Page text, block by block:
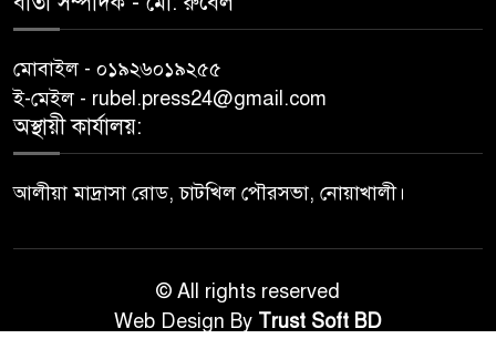
মোবাইল - ০১৯২৬০১৯২৫৫
ই-মেইল - rubel.press24@gmail.com
অস্থায়ী কার্যালয়:
আলীয়া মাদ্রাসা রোড, চাটখিল পৌরসভা, নোয়াখালী।
© All rights reserved
Web Design By Trust Soft BD